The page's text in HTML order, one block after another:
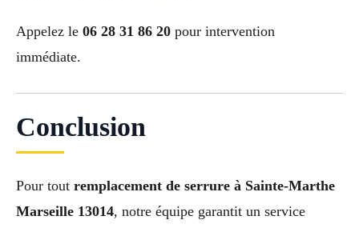
Appelez le 06 28 31 86 20 pour intervention
immédiate.
Conclusion
Pour tout remplacement de serrure à Sainte-Marthe
Marseille 13014, notre équipe garantit un service